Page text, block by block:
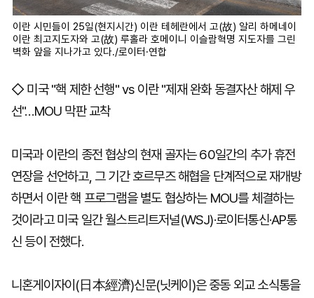
이란 시민들이 25일(현지시간) 이란 테헤란에서 고(故) 알리 하메네이
이란 최고지도자와 고(故) 루홀라 호메이니 이슬람혁명 지도자를 그린
벽화 앞을 지나가고 있다./로이터·연합
◇ 미국 "핵 제한 선행" vs 이란 "제재 완화 동결자산 해제 우
선"…MOU 막판 교착
미국과 이란의 종전 협상의 현재 골자는 60일간의 추가 휴전
연장을 선언하고, 그 기간 호르무즈 해협을 단계적으로 재개방
하면서 이란 핵 프로그램을 별도 협상하는 MOU를 체결하는
것이라고 미국 일간 월스트리트저널(WSJ)·로이터통신·AP통
신 등이 전했다.
니혼게이자이(日本經濟)신문(닛케이)은 중동 외교 소식통을